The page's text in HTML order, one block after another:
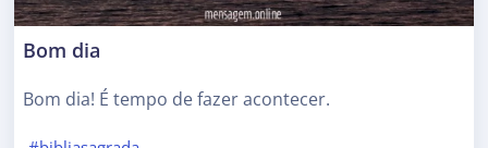
Bom dia
Bom dia! É tempo de fazer acontecer.